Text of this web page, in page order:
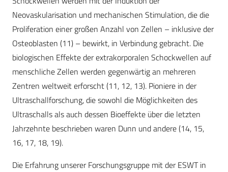
Neovaskularisation und mechanischen Stimulation, die die
Proliferation einer großen Anzahl von Zellen – inklusive der
Osteoblasten (11) – bewirkt, in Verbindung gebracht. Die
biologischen Effekte der extrakorporalen Schockwellen auf
menschliche Zellen werden gegenwärtig an mehreren
Zentren weltweit erforscht (11, 12, 13). Pioniere in der
Ultraschallforschung, die sowohl die Möglichkeiten des
Ultraschalls als auch dessen Bioeffekte über die letzten
Jahrzehnte beschrieben waren Dunn und andere (14, 15,
16, 17, 18, 19).
Die Erfahrung unserer Forschungsgruppe mit der ESWT in